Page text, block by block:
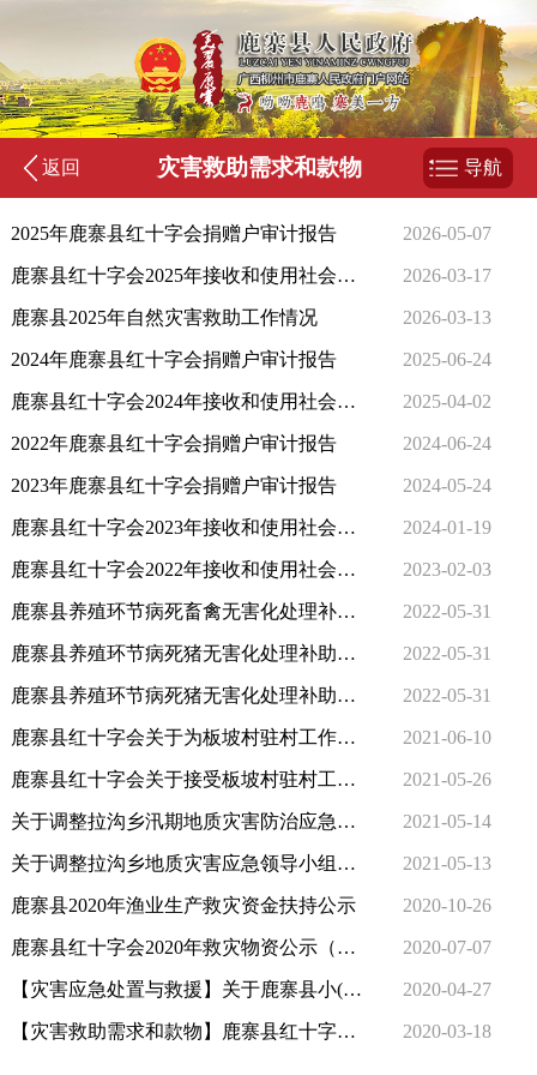
返回 灾害救助需求和款物 导航
2025年鹿寨县红十字会捐赠户审计报告 2026-05-07
鹿寨县红十字会2025年接收和使用社会捐款情况 2026-03-17
鹿寨县2025年自然灾害救助工作情况 2026-03-13
2024年鹿寨县红十字会捐赠户审计报告 2025-06-24
鹿寨县红十字会2024年接收和使用社会捐款情况 2025-04-02
2022年鹿寨县红十字会捐赠户审计报告 2024-06-24
2023年鹿寨县红十字会捐赠户审计报告 2024-05-24
鹿寨县红十字会2023年接收和使用社会捐款情况公示 2024-01-19
鹿寨县红十字会2022年接收和使用社会捐款情况公示 2023-02-03
鹿寨县养殖环节病死畜禽无害化处理补助公示表（2021年1月-2月不分档次，按旧标准补助中央、自治区级经费） 2022-05-31
鹿寨县养殖环节病死猪无害化处理补助公示表 （2021年3月-6月不分档次，按旧标准补助中央、自治区、市、县四级经费） 2022-05-31
鹿寨县养殖环节病死猪无害化处理补助公示表 （2021年7-12月分第一、第二档次，新标准补助中央、自治区、市、县级经费） 2022-05-31
鹿寨县红十字会关于为板坡村驻村工作队员韦明显爱心捐款的公示 2021-06-10
鹿寨县红十字会关于接受板坡村驻村工作队员韦明显爱心捐款的公示 2021-05-26
关于调整拉沟乡汛期地质灾害防治应急抢险组 人员的通知 2021-05-14
关于调整拉沟乡地质灾害应急领导小组的通知 2021-05-13
鹿寨县2020年渔业生产救灾资金扶持公示 2020-10-26
鹿寨县红十字会2020年救灾物资公示（公示时间：2020年7月7日） 2020-07-07
【灾害应急处置与救援】关于鹿寨县小(二)型水库工程小水电站工程防汛责任人的通报 2020-04-27
【灾害救助需求和款物】鹿寨县红十字会防控新型冠状病毒肺炎疫情接受社会捐赠情况公示 2020-03-18